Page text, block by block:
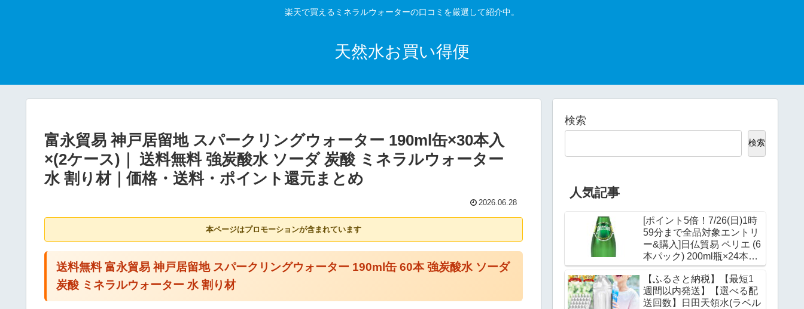
楽天で買えるミネラルウォーターの口コミを厳選して紹介中。
天然水お買い得便
富永貿易 神戸居留地 スパークリングウォーター 190ml缶×30本入
×(2ケース)｜ 送料無料 強炭酸水 ソーダ 炭酸 ミネラルウォーター
水 割り材｜価格・送料・ポイント還元まとめ
2026.06.28
本ページはプロモーションが含まれています
送料無料 富永貿易 神戸居留地 スパークリングウォーター 190ml缶 60本 強炭酸水 ソーダ
炭酸 ミネラルウォーター 水 割り材
検索
検索
人気記事
[ポイント5倍！7/26(日)1時
59分まで全品対象エントリ
ー&購入]日仏貿易 ペリエ (6
本パック) 200ml瓶×24本入
｜ 送料無料 ミネラルウォー
ター 発泡水 炭酸水｜価格・
送料・ポイント還元まとめ
【ふるさと納税】【最短1
週間以内発送】【選べる配
送回数】日田天領水(ラベル